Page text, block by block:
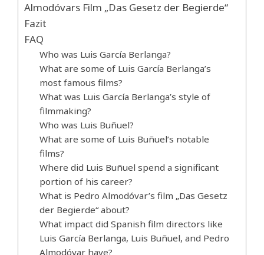
Almodóvars Film „Das Gesetz der Begierde“
Fazit
FAQ
Who was Luis García Berlanga?
What are some of Luis García Berlanga’s
most famous films?
What was Luis García Berlanga’s style of
filmmaking?
Who was Luis Buñuel?
What are some of Luis Buñuel’s notable
films?
Where did Luis Buñuel spend a significant
portion of his career?
What is Pedro Almodóvar’s film „Das Gesetz
der Begierde“ about?
What impact did Spanish film directors like
Luis García Berlanga, Luis Buñuel, and Pedro
Almodóvar have?